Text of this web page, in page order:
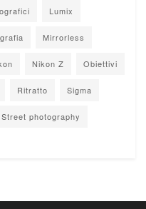
Lumix
Mirrorless
Nikon Z Obiettivi
Ritratto Sigma
Street photography